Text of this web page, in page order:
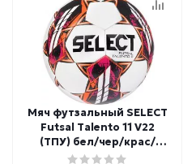
Мяч футзальный SELECT
Futsal Talento 11 V22
(ТПУ) бел/чер/крас/
оранж